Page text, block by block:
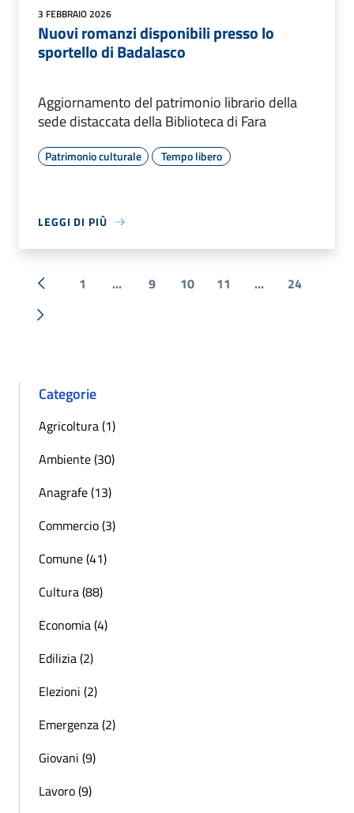
3 FEBBRAIO 2026
Nuovi romanzi disponibili presso lo
sportello di Badalasco
Aggiornamento del patrimonio librario della
sede distaccata della Biblioteca di Fara
Patrimonio culturale Tempo libero
LEGGI DI PIÙ
« Precedente
1 ... 9 10 11 ... 24
Successiva »
Categorie
Agricoltura (1)
Ambiente (30)
Anagrafe (13)
Commercio (3)
Comune (41)
Cultura (88)
Economia (4)
Edilizia (2)
Elezioni (2)
Emergenza (2)
Giovani (9)
Lavoro (9)